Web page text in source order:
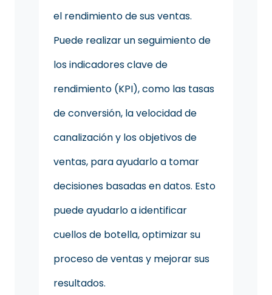
el rendimiento de sus ventas.
Puede realizar un seguimiento de
los indicadores clave de
rendimiento (KPI), como las tasas
de conversión, la velocidad de
canalización y los objetivos de
ventas, para ayudarlo a tomar
decisiones basadas en datos. Esto
puede ayudarlo a identificar
cuellos de botella, optimizar su
proceso de ventas y mejorar sus
resultados.